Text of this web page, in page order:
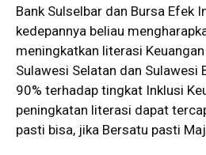
Bank Sulselbar dan Bursa Efek
kedepannya beliau
meningkatkan literasi
Sulawesi Selatan dan Sulawesi
90% terhadap tingkat Inklusi
peningkatan literasi dapat
pasti bisa, jika Bersatu pasti